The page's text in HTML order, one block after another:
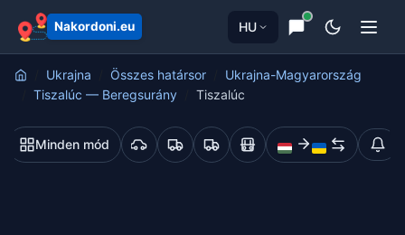
Nakordoni.eu HU
Ukrajna Összes határsor
Ukrajna-Magyarország
Tiszalúc — Beregsurány
Tiszalúc
Minden mód